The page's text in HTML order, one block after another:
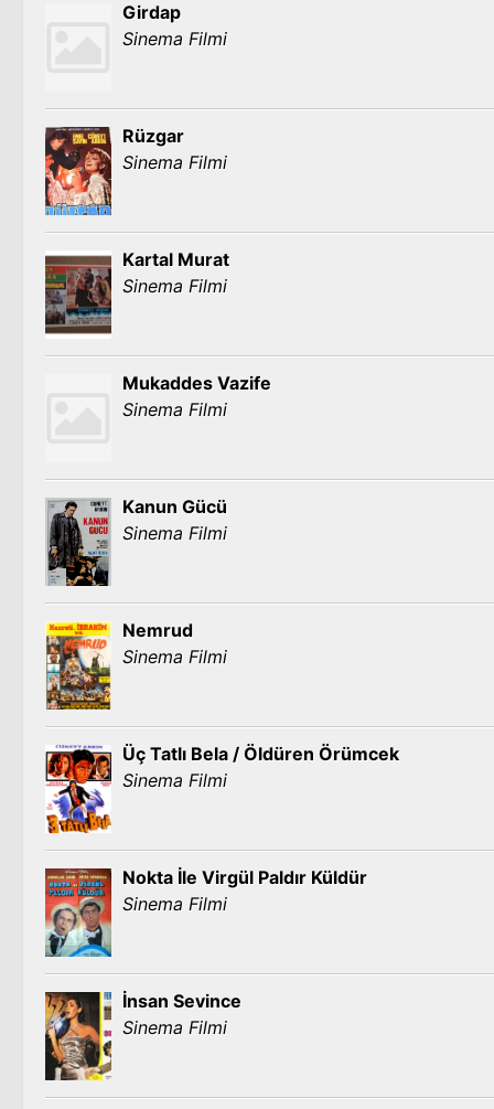
Girdap
Sinema Filmi
Rüzgar
Sinema Filmi
Kartal Murat
Sinema Filmi
Mukaddes Vazife
Sinema Filmi
Kanun Gücü
Sinema Filmi
Nemrud
Sinema Filmi
Üç Tatlı Bela / Öldüren Örümcek
Sinema Filmi
Nokta İle Virgül Paldır Küldür
Sinema Filmi
İnsan Sevince
Sinema Filmi